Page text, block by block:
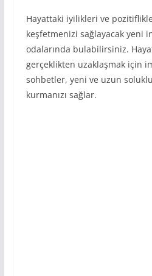
Hayattaki iyilikleri ve
keşfetmenizi sağlayacak yeni
odalarında bulabilirsiniz.
gerçeklikten uzaklaşmak için
sohbetler, yeni ve uzun
kurmanızı sağlar.